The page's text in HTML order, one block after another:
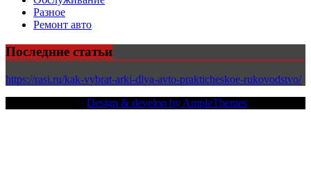
Разное
Ремонт авто
Последние статьи
https://rasi.ru/kak-vybrat-arki-dlya-avto-prakticheskoe-rukovodstvo/
Design & develop by AmpleThemes